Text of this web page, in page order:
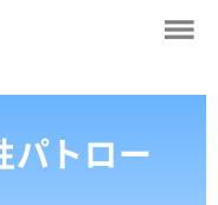
パトロー